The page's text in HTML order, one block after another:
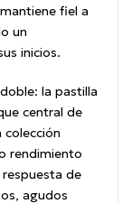
fiel a
un
inicios.
la pastilla
central de
colección
rendimiento
de
agudos